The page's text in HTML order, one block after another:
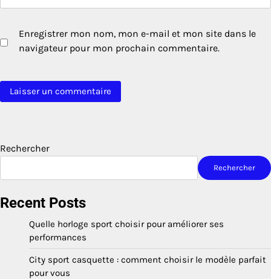
Enregistrer mon nom, mon e-mail et mon site dans le
navigateur pour mon prochain commentaire.
Rechercher
Rechercher
Recent Posts
Quelle horloge sport choisir pour améliorer ses
performances
City sport casquette : comment choisir le modèle parfait
pour vous